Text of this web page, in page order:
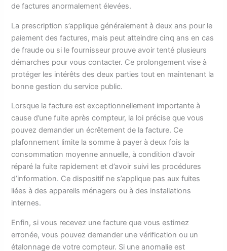
de factures anormalement élevées.
La prescription s’applique généralement à deux ans pour le
paiement des factures, mais peut atteindre cinq ans en cas
de fraude ou si le fournisseur prouve avoir tenté plusieurs
démarches pour vous contacter. Ce prolongement vise à
protéger les intérêts des deux parties tout en maintenant la
bonne gestion du service public.
Lorsque la facture est exceptionnellement importante à
cause d’une fuite après compteur, la loi précise que vous
pouvez demander un écrêtement de la facture. Ce
plafonnement limite la somme à payer à deux fois la
consommation moyenne annuelle, à condition d’avoir
réparé la fuite rapidement et d’avoir suivi les procédures
d’information. Ce dispositif ne s’applique pas aux fuites
liées à des appareils ménagers ou à des installations
internes.
Enfin, si vous recevez une facture que vous estimez
erronée, vous pouvez demander une vérification ou un
étalonnage de votre compteur. Si une anomalie est